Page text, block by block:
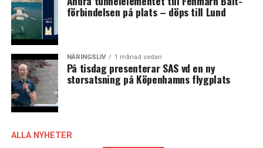
förbindelsen på plats – döps till Lund
NÄRINGSLIV 1 månad sedan
På tisdag presenterar SAS vd en ny
storsatsning på Köpenhamns flygplats
ALLA NYHETER